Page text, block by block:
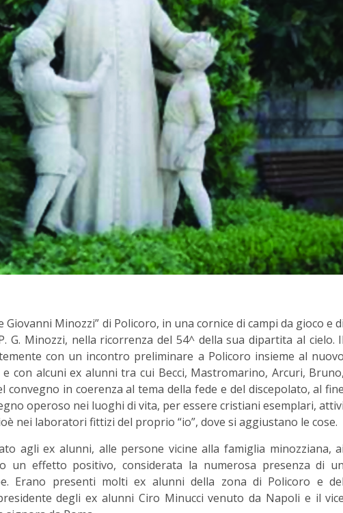
Giovanni Minozzi” di Policoro, in una cornice di campi da gioco e di
G. Minozzi, nella ricorrenza del 54^ della sua dipartita al cielo. Il
con un incontro preliminare a Policoro insieme al nuovo
con alcuni ex alunni tra cui Becci, Mastromarino, Arcuri, Bruno,
in coerenza al tema della fede e del discepolato, al fine
operoso nei luoghi di vita, per essere cristiani esemplari, attivi
nei laboratori fittizi del proprio “io”, dove si aggiustano le cose.
agli ex alunni, alle persone vicine alla famiglia minozziana, ai
un effetto positivo, considerata la numerosa presenza di un
Erano presenti molti ex alunni della zona di Policoro e del
degli ex alunni Ciro Minucci venuto da Napoli e il vice